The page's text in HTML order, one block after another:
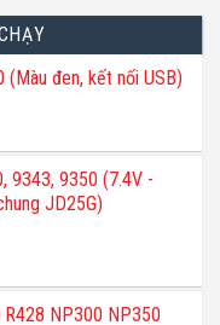
(Màu đen, kết nối USB)
9343, 9350 (7.4V -
JD25G)
NP300 NP350